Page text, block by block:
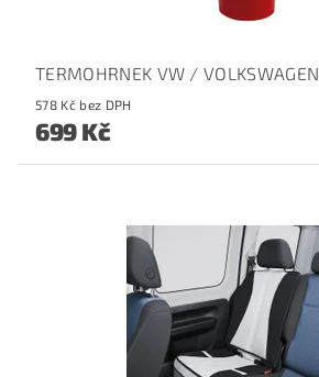
TERMOHRNEK VW / VOLKSWAGEN
578 Kč bez DPH
699 Kč